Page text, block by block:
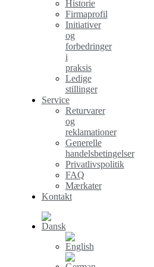
Historie
Firmaprofil
Initiativer
og
forbedringer
i
praksis
Ledige
stillinger
Service
Returvarer
og
reklamationer
Generelle
handelsbetingelser
Privatlivspolitik
FAQ
Mærkater
Kontakt